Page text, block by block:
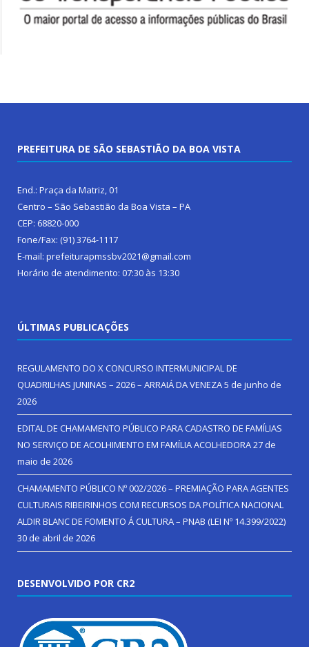
PREFEITURA DE SÃO SEBASTIÃO DA BOA VISTA
End.: Praça da Matriz, 01
Centro – São Sebastião da Boa Vista – PA
CEP: 68820-000
Fone/Fax: (91) 3764-1117
E-mail: prefeiturapmssbv2021@gmail.com
Horário de atendimento: 07:30 às 13:30
ÚLTIMAS PUBLICAÇÕES
REGULAMENTO DO X CONCURSO INTERMUNICIPAL DE
QUADRILHAS JUNINAS – 2026 – ARRAIÁ DA VENEZA5 de junho de
2026
EDITAL DE CHAMAMENTO PÚBLICO PARA CADASTRO DE FAMÍLIAS
NO SERVIÇO DE ACOLHIMENTO EM FAMÍLIA ACOLHEDORA27 de
maio de 2026
CHAMAMENTO PÚBLICO Nº 002/2026 – PREMIAÇÃO PARA AGENTES
CULTURAIS RIBEIRINHOS COM RECURSOS DA POLÍTICA NACIONAL
ALDIR BLANC DE FOMENTO Á CULTURA – PNAB (LEI Nº 14.399/2022)
30 de abril de 2026
DESENVOLVIDO POR CR2